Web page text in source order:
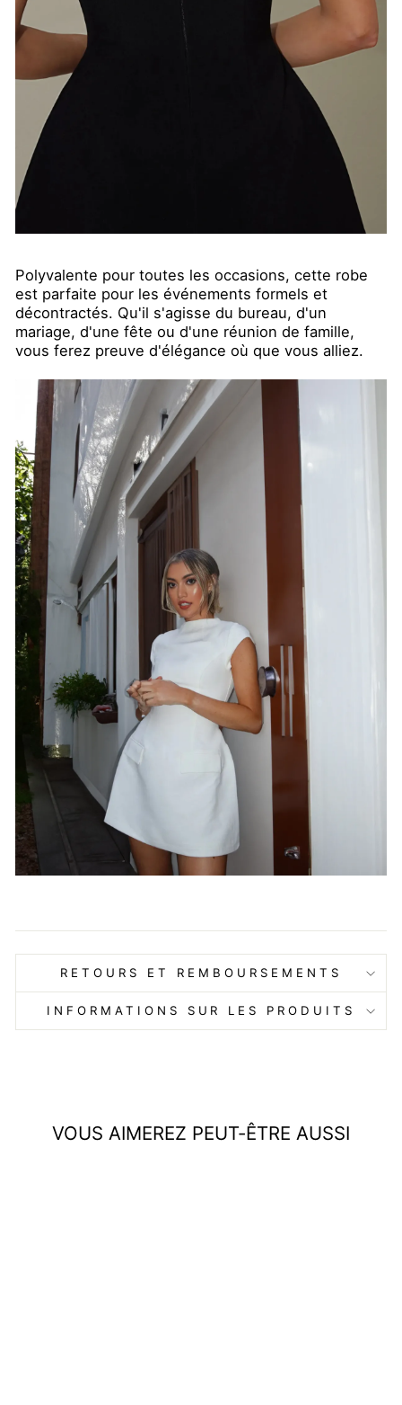
Polyvalente pour toutes les occasions, cette robe
est parfaite pour les événements formels et
décontractés. Qu'il s'agisse du bureau, d'un
mariage, d'une fête ou d'une réunion de famille,
vous ferez preuve d'élégance où que vous alliez.
RETOURS ET REMBOURSEMENTS
INFORMATIONS SUR LES PRODUITS
VOUS AIMEREZ PEUT-ÊTRE AUSSI